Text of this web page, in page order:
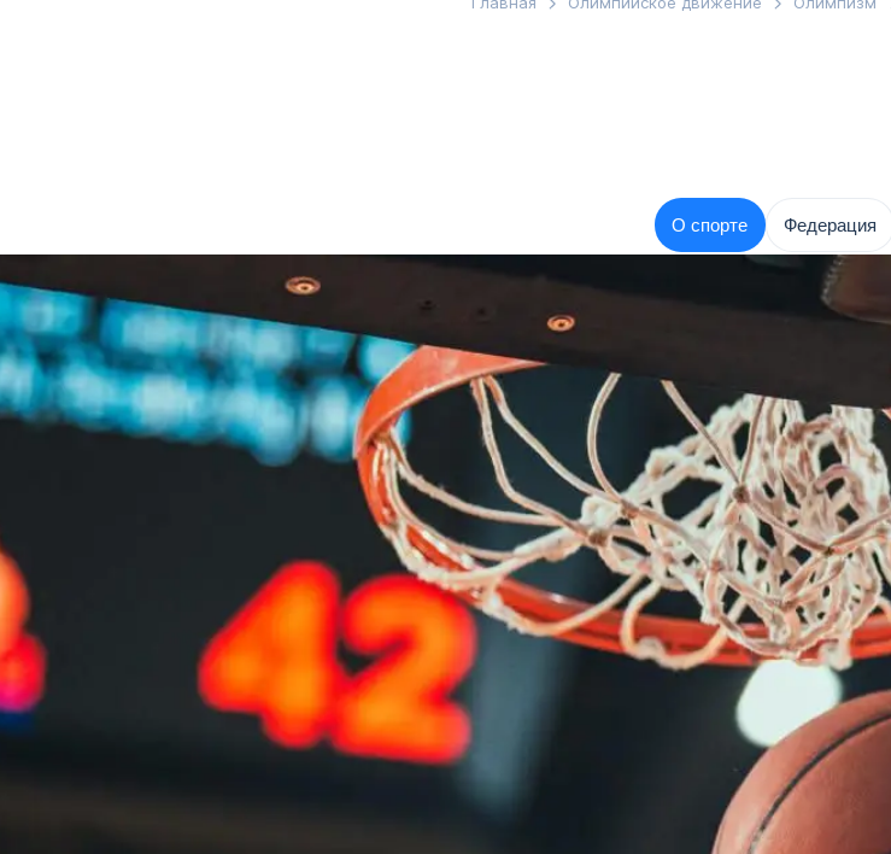
О спорте Федерация